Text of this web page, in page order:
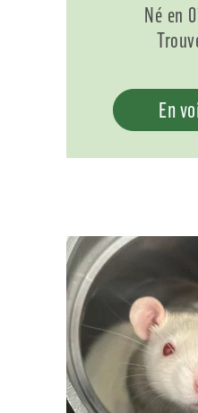
Né en
En